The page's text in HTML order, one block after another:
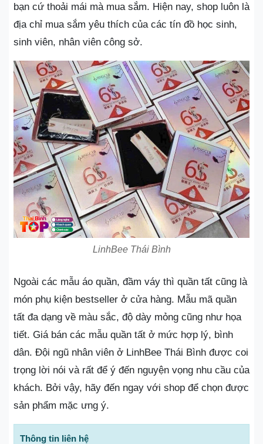
bạn cứ thoải mái mà mua sắm. Hiện nay, shop luôn là
địa chỉ mua sắm yêu thích của các tín đồ học sinh,
sinh viên, nhân viên công sở.
LinhBee Thái Bình
Ngoài các mẫu áo quần, đầm váy thì quần tất cũng là
món phụ kiện bestseller ở cửa hàng. Mẫu mã quần
tất đa dạng về màu sắc, độ dày mỏng cũng như họa
tiết. Giá bán các mẫu quần tất ở mức hợp lý, bình
dân. Đội ngũ nhân viên ở LinhBee Thái Bình được coi
trọng lời nói và rất để ý đến nguyện vọng nhu cầu của
khách. Bởi vậy, hãy đến ngay với shop để chọn được
sản phẩm mặc ưng ý.
Thông tin liên hệ